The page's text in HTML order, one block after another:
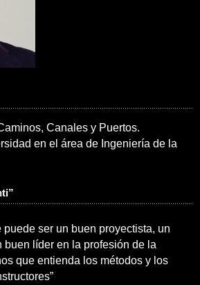
Canales y Puertos.
en el área de Ingeniería de la
puede ser un buen proyectista, un
buen líder en la profesión de la
que entienda los métodos y los